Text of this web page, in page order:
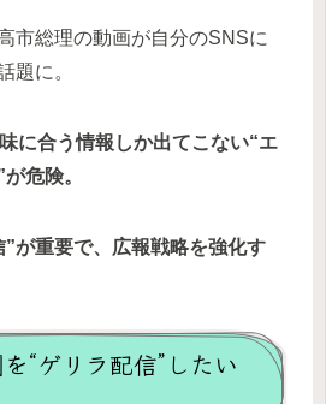
市総理の動画が自分のSNSに
題に。
に合う情報しか出てこない“エ
危険。
”が重要で、広報戦略を強化す
“ゲリラ配信”したい